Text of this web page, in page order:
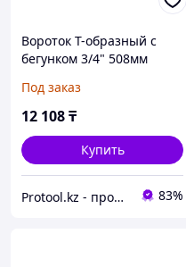
Вороток T-образный c
бегунком 3/4" 508мм
(CTCA2451)
Под заказ
12 108₸
Купить
Protool.kz - продажа электроинструмента, ручные строительные и садовые инструменты 83%